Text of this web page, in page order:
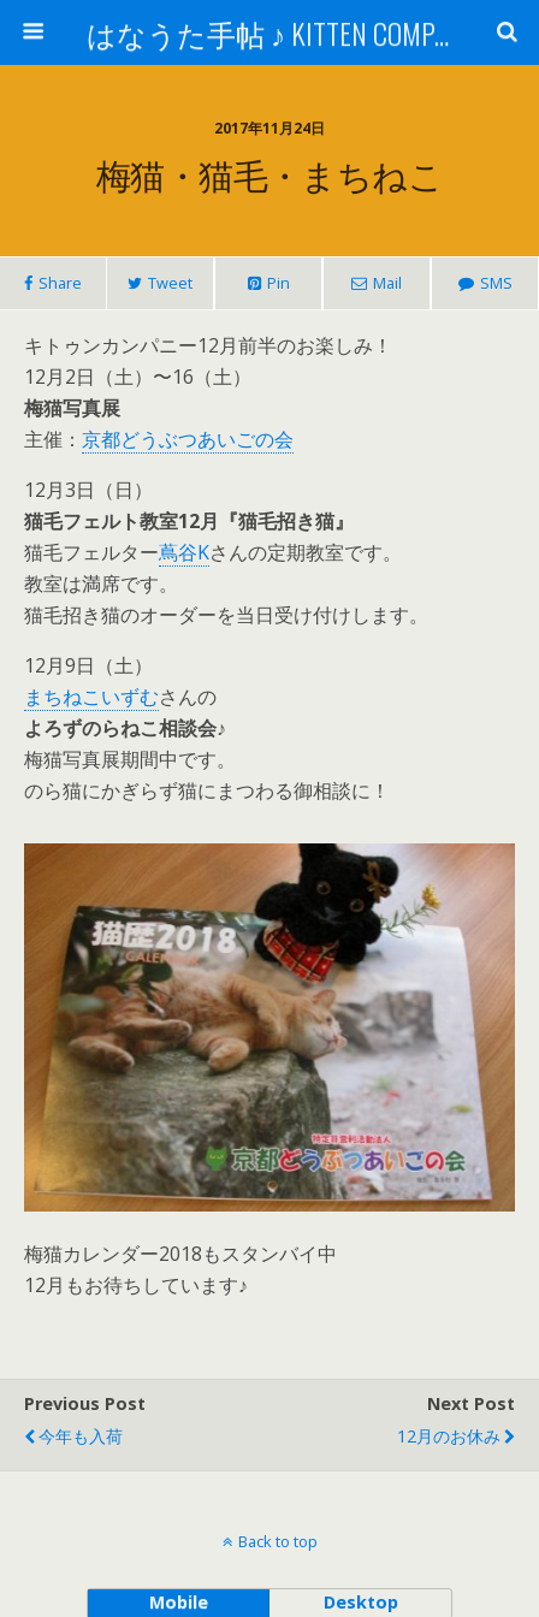
はなうた手帖 ♪ KITTEN COMPANY
2017年11月24日
梅猫・猫毛・まちねこ
Share Tweet Pin Mail SMS
キトゥンカンパニー12月前半のお楽しみ！
12月2日（土）〜16（土）
梅猫写真展
主催： 京都どうぶつあいごの会
12月3日（日）
猫毛フェルト教室12月『猫毛招き猫』
猫毛フェルター蔦谷Kさんの定期教室です。
教室は満席です。
猫毛招き猫のオーダーを当日受け付けします。
12月9日（土）
まちねこいずむさんの
よろずのらねこ相談会♪
梅猫写真展期間中です。
のら猫にかぎらず猫にまつわる御相談に！
梅猫カレンダー2018もスタンバイ中
12月もお待ちしています♪
Previous Post
今年も入荷
Next Post
12月のお休み
Back to top
Mobile Desktop